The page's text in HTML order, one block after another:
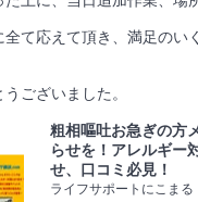
全て応えて頂き、満足のい
ございました。
粗相嘔吐お急ぎの方
らせを！アレルギー
せ、口コミ必見！
ライフサポートにこまる